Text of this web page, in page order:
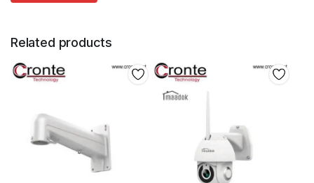
Related products